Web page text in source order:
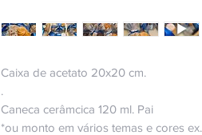
Caixa de acetato 20x20 cm.
.
Caneca cerâmcica 120 ml. Pai
*ou monto em vários temas e cores ex.